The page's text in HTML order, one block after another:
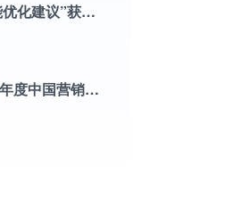
每日互动（个推）“交通智能优化建议”获杭州市政协2022年度优秀提案
每日互动（个推）入选2023年度中国营销技术（MarTech）500强竞争力榜单